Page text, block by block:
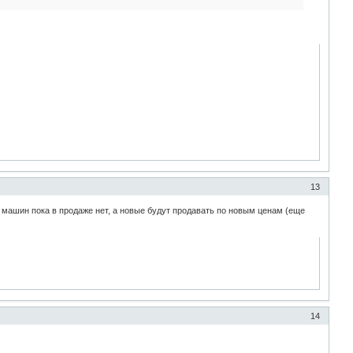
13
пока в продаже нет, а новые будут продавать по новым ценам (еще
14